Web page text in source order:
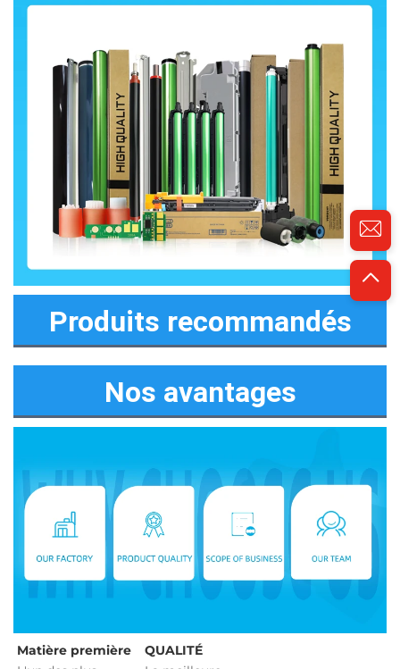
Produits recommandés
Nos avantages
QUALITÉ